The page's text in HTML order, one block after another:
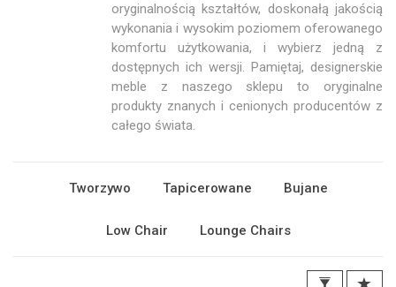
oryginalnością kształtów, doskonałą jakością
wykonania i wysokim poziomem oferowanego
komfortu użytkowania, i wybierz jedną z
dostępnych ich wersji. Pamiętaj, designerskie
meble z naszego sklepu to oryginalne
produkty znanych i cenionych producentów z
całego świata.
Tworzywo Tapicerowane Bujane
Low Chair Lounge Chairs